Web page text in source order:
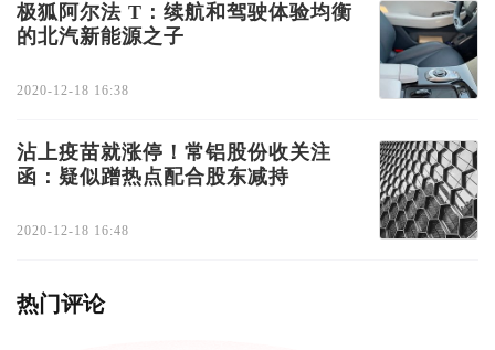
极狐阿尔法 T：续航和驾驶体验均衡
的北汽新能源之子
2020-12-18 16:38
沾上疫苗就涨停！常铝股份收关注
函：疑似蹭热点配合股东减持
2020-12-18 16:48
热门评论